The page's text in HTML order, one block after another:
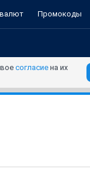
Промокоды
согласие на их